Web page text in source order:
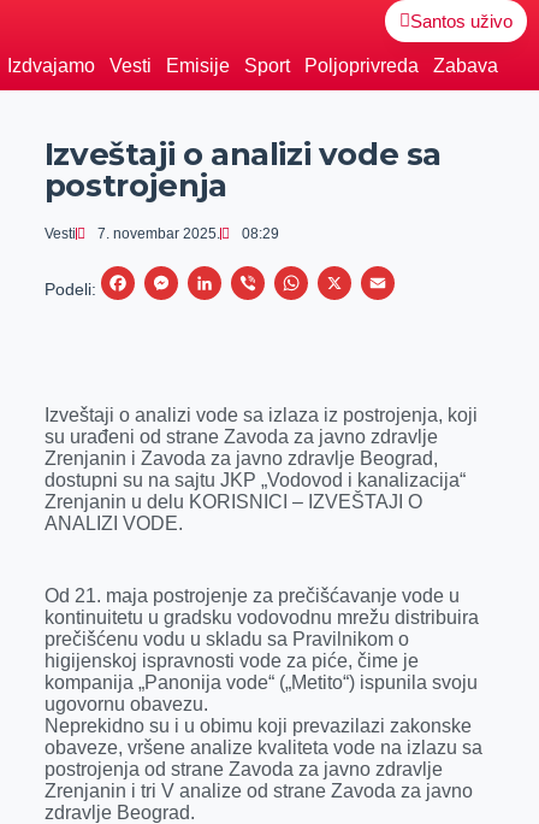
Santos uživo
Izdvajamo Vesti Emisije Sport Poljoprivreda Zabava
Izveštaji o analizi vode sa
postrojenja
Vesti 7. novembar 2025. 08:29
Podeli:
F
b
o
o
k
M
e
n
g
L
e
d
I
V
r
W
s
A
p
X
E
l
Izveštaji o analizi vode sa izlaza iz postrojenja, koji
su urađeni od strane Zavoda za javno zdravlje
Zrenjanin i Zavoda za javno zdravlje Beograd,
dostupni su na sajtu JKP „Vodovod i kanalizacija“
Zrenjanin u delu KORISNICI – IZVEŠTAJI O
ANALIZI VODE.
Od 21. maja postrojenje za prečišćavanje vode u
kontinuitetu u gradsku vodovodnu mrežu distribuira
prečišćenu vodu u skladu sa Pravilnikom o
higijenskoj ispravnosti vode za piće, čime je
kompanija „Panonija vode“ („Metito“) ispunila svoju
ugovornu obavezu.
Neprekidno su i u obimu koji prevazilazi zakonske
obaveze, vršene analize kvaliteta vode na izlazu sa
postrojenja od strane Zavoda za javno zdravlje
Zrenjanin i tri V analize od strane Zavoda za javno
zdravlje Beograd.